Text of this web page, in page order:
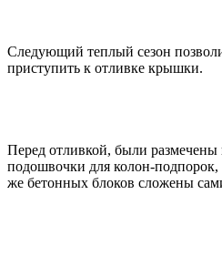
Следующий теплый сезон
приступить к отливке крышки.
Перед отливкой, были размечены
подошвочки для колон-подпорок,
же бетонных блоков сложены